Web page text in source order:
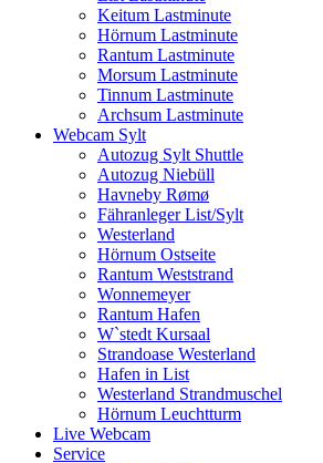
Keitum Lastminute
Hörnum Lastminute
Rantum Lastminute
Morsum Lastminute
Tinnum Lastminute
Archsum Lastminute
Webcam Sylt
Autozug Sylt Shuttle
Autozug Niebüll
Havneby Rømø
Fähranleger List/Sylt
Westerland
Hörnum Ostseite
Rantum Weststrand
Wonnemeyer
Rantum Hafen
W`stedt Kursaal
Strandoase Westerland
Hafen in List
Westerland Strandmuschel
Hörnum Leuchtturm
Live Webcam
Service